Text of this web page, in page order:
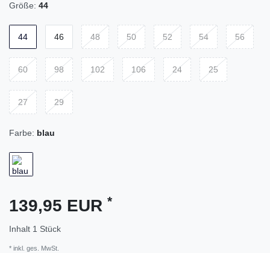
Größe: 44
44 46 48 50 52 54 56
60 98 102 106 24 25
27 29
Farbe: blau
139,95 EUR *
Inhalt 1 Stück
* inkl. ges. MwSt.